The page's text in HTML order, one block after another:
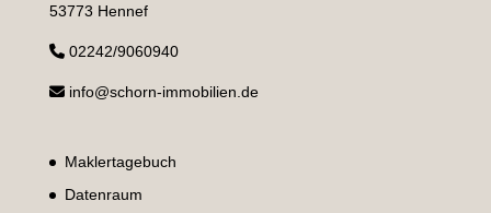
53773 Hennef
02242/9060940
info@schorn-immobilien.de
Maklertagebuch
Datenraum